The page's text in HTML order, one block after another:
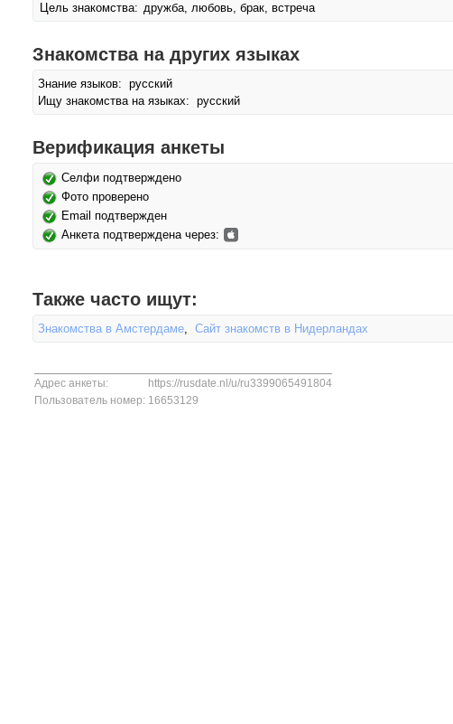
Цель знакомства: дружба, любовь, брак, встреча
Знакомства на других языках
Знание языков: русский
Ищу знакомства на языках: русский
Верификация анкеты
Селфи подтверждено
Фото проверено
Email подтвержден
Анкета подтверждена через:
Также часто ищут:
Знакомства в Амстердаме, Сайт знакомств в Нидерландах
Адрес анкеты:
https://rusdate.nl/u/ru3399065491804
Пользователь номер: 16653129